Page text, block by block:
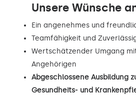
Unsere Wünsche
Ein angenehmes und
Teamfähigkeit und
Wertschätzender Umgang
Angehörigen
Abgeschlossene Ausbildung
Gesundheits- und